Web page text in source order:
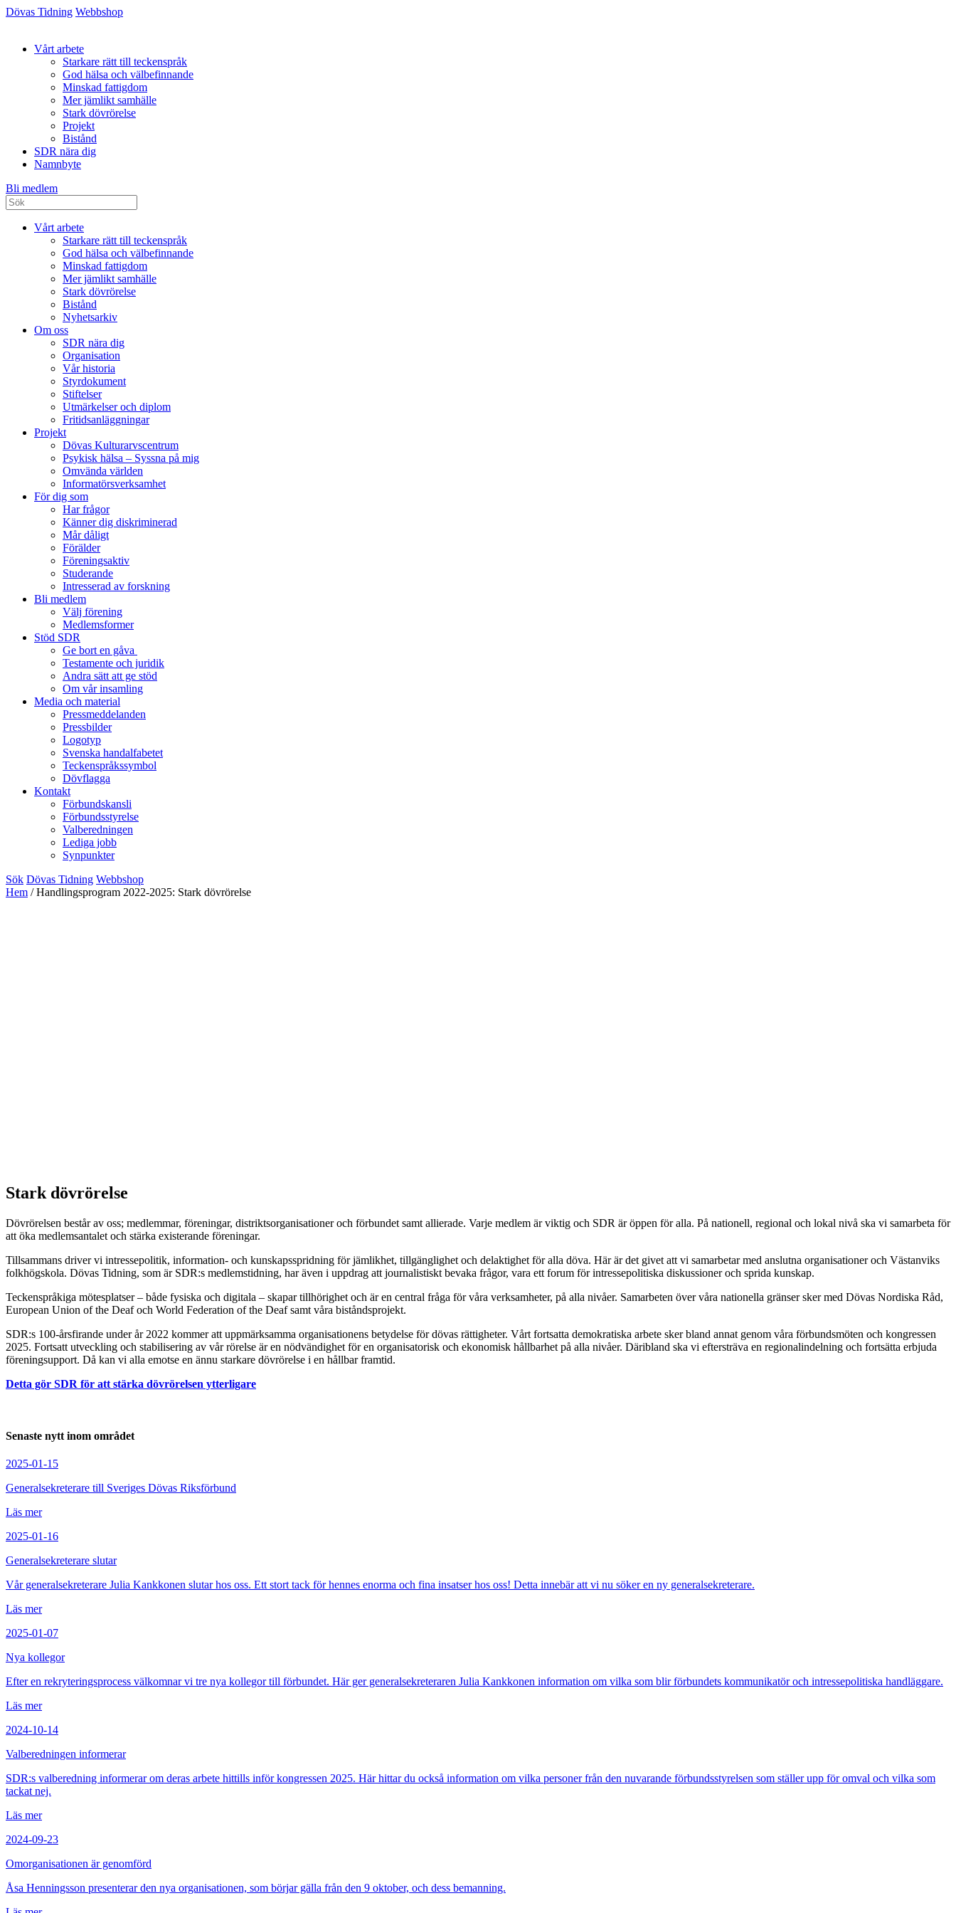
Dövas Tidning Webbshop
Vårt arbete
Starkare rätt till teckenspråk
God hälsa och välbefinnande
Minskad fattigdom
Mer jämlikt samhälle
Stark dövrörelse
Projekt
Bistånd
SDR nära dig
Namnbyte
Bli medlem
Vårt arbete
Starkare rätt till teckenspråk
God hälsa och välbefinnande
Minskad fattigdom
Mer jämlikt samhälle
Stark dövrörelse
Bistånd
Nyhetsarkiv
Om oss
SDR nära dig
Organisation
Vår historia
Styrdokument
Stiftelser
Utmärkelser och diplom
Fritidsanläggningar
Projekt
Dövas Kulturarvscentrum
Psykisk hälsa – Syssna på mig
Omvända världen
Informatörsverksamhet
För dig som
Har frågor
Känner dig diskriminerad
Mår dåligt
Förälder
Föreningsaktiv
Studerande
Intresserad av forskning
Bli medlem
Välj förening
Medlemsformer
Stöd SDR
Ge bort en gåva
Testamente och juridik
Andra sätt att ge stöd
Om vår insamling
Media och material
Pressmeddelanden
Pressbilder
Logotyp
Svenska handalfabetet
Teckenspråkssymbol
Dövflagga
Kontakt
Förbundskansli
Förbundsstyrelse
Valberedningen
Lediga jobb
Synpunkter
Sök Dövas Tidning Webbshop
Hem /Handlingsprogram 2022-2025: Stark dövrörelse
Stark dövrörelse
Dövrörelsen består av oss; medlemmar, föreningar, distriktsorganisationer och förbundet samt allierade. Varje medlem är viktig och SDR är öppen för alla. På nationell, regional och lokal nivå ska vi samarbeta för
att öka medlemsantalet och stärka existerande föreningar.
Tillsammans driver vi intressepolitik, information- och kunskapsspridning för jämlikhet, tillgänglighet och delaktighet för alla döva. Här är det givet att vi samarbetar med anslutna organisationer och Västanviks
folkhögskola. Dövas Tidning, som är SDR:s medlemstidning, har även i uppdrag att journalistiskt bevaka frågor, vara ett forum för intressepolitiska diskussioner och sprida kunskap.
Teckenspråkiga mötesplatser – både fysiska och digitala – skapar tillhörighet och är en central fråga för våra verksamheter, på alla nivåer. Samarbeten över våra nationella gränser sker med Dövas Nordiska Råd,
European Union of the Deaf och World Federation of the Deaf samt våra biståndsprojekt.
SDR:s 100-årsfirande under år 2022 kommer att uppmärksamma organisationens betydelse för dövas rättigheter. Vårt fortsatta demokratiska arbete sker bland annat genom våra förbundsmöten och kongressen
2025. Fortsatt utveckling och stabilisering av vår rörelse är en nödvändighet för en organisatorisk och ekonomisk hållbarhet på alla nivåer. Däribland ska vi eftersträva en regionalindelning och fortsätta erbjuda
föreningsupport. Då kan vi alla emotse en ännu starkare dövrörelse i en hållbar framtid.
Detta gör SDR för att stärka dövrörelsen ytterligare
Senaste nytt inom området
2025-01-15
Generalsekreterare till Sveriges Dövas Riksförbund
Läs mer
2025-01-16
Generalsekreterare slutar
Vår generalsekreterare Julia Kankkonen slutar hos oss. Ett stort tack för hennes enorma och fina insatser hos oss! Detta innebär att vi nu söker en ny generalsekreterare.
Läs mer
2025-01-07
Nya kollegor
Efter en rekryteringsprocess välkomnar vi tre nya kollegor till förbundet. Här ger generalsekreteraren Julia Kankkonen information om vilka som blir förbundets kommunikatör och intressepolitiska handläggare.
Läs mer
2024-10-14
Valberedningen informerar
SDR:s valberedning informerar om deras arbete hittills inför kongressen 2025. Här hittar du också information om vilka personer från den nuvarande förbundsstyrelsen som ställer upp för omval och vilka som
tackat nej.
Läs mer
2024-09-23
Omorganisationen är genomförd
Åsa Henningsson presenterar den nya organisationen, som börjar gälla från den 9 oktober, och dess bemanning.